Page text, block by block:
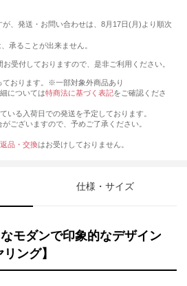
、発送・お問い合わせは、8月17日(月)より順次
承ることが出来ません。
受付しておりますので、是非ご利用ください。
ております。※一部対象外商品あり
については特商法に基づく表記をご確認くださ
いる入荷日での発送を予定しております。
ございますので、予めご了承ください。
品・交換はお受けしておりません。
仕様・サイズ
モダンで印象的なデザイン
ング】